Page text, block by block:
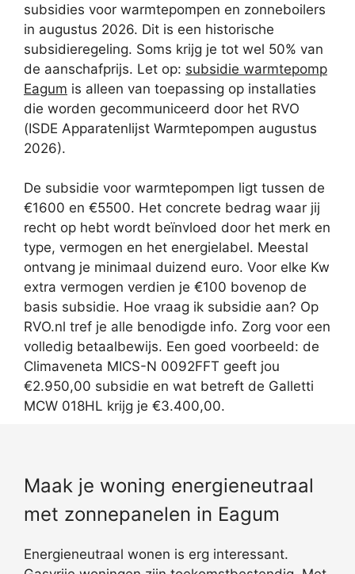
subsidies voor warmtepompen en zonneboilers
in augustus 2026. Dit is een historische
subsidieregeling. Soms krijg je tot wel 50% van
de aanschafprijs. Let op: subsidie warmtepomp
Eagum is alleen van toepassing op installaties
die worden gecommuniceerd door het RVO
(ISDE Apparatenlijst Warmtepompen augustus
2026).
De subsidie voor warmtepompen ligt tussen de
€1600 en €5500. Het concrete bedrag waar jij
recht op hebt wordt beïnvloed door het merk en
type, vermogen en het energielabel. Meestal
ontvang je minimaal duizend euro. Voor elke Kw
extra vermogen verdien je €100 bovenop de
basis subsidie. Hoe vraag ik subsidie aan? Op
RVO.nl tref je alle benodigde info. Zorg voor een
volledig betaalbewijs. Een goed voorbeeld: de
Climaveneta MICS-N 0092FFT geeft jou
€2.950,00 subsidie en wat betreft de Galletti
MCW 018HL krijg je €3.400,00.
Maak je woning energieneutraal
met zonnepanelen in Eagum
Energieneutraal wonen is erg interessant.